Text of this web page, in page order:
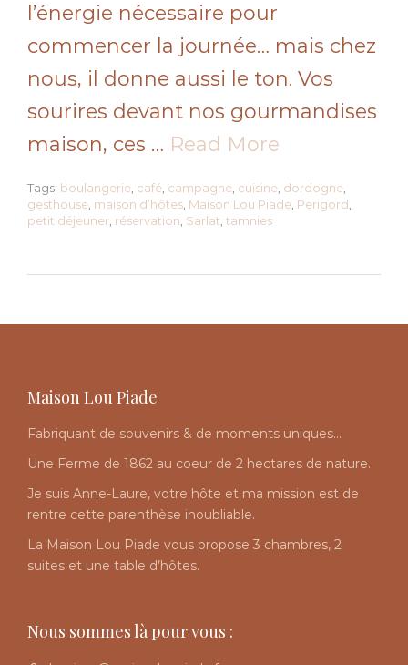
l’énergie nécessaire pour
commencer la journée… mais chez
nous, il donne aussi le ton. Vos
sourires devant nos gourmandises
maison, ces … Read More
Tags: boulangerie café campagne cuisine dordogne
gesthouse maison d’hôtes Maison Lou Piade Perigord
petit déjeuner réservation Sarlat tamnies
Maison Lou Piade
Fabriquant de souvenirs & de moments uniques…
Une Ferme de 1862 au coeur de 2 hectares de nature.
Je suis Anne-Laure, votre hôte et ma mission est de
rentre cette parenthèse inoubliable.
La Maison Lou Piade vous propose 3 chambres, 2
suites et une table d’hôtes.
Nous sommes là pour vous :